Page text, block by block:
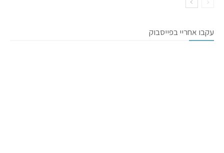
עקבו אחריי בפייסבוק